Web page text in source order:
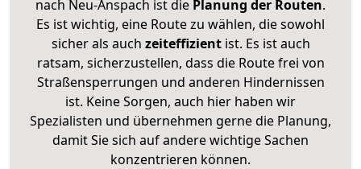
nach Neu-Anspach ist die Planung der Routen.
Es ist wichtig, eine Route zu wählen, die sowohl
sicher als auch zeiteffizientist. Es ist auch
ratsam, sicherzustellen, dass die Route frei von
Straßensperrungen und anderen Hindernissen
ist. Keine Sorgen, auch hier haben wir
Spezialisten und übernehmen gerne die Planung,
damit Sie sich auf andere wichtige Sachen
konzentrieren können.